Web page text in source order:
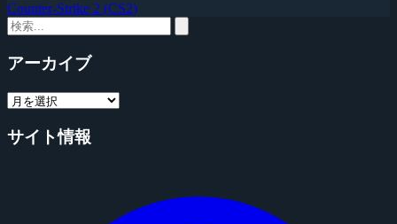
Counter-Strike 2 (CS2)
アーカイブ
サイト情報